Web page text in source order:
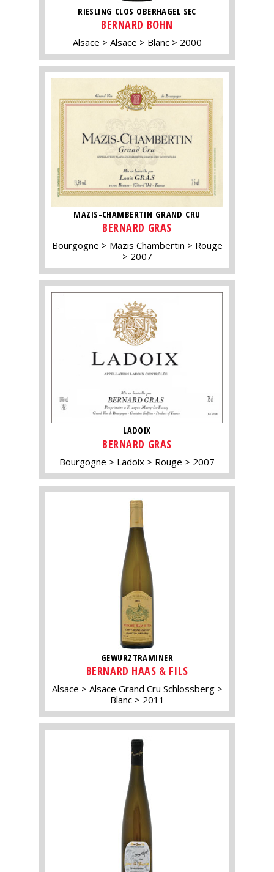
RIESLING CLOS OBERHAGEL SEC
BERNARD BOHN
Alsace Alsace Blanc 2000
MAZIS-CHAMBERTIN GRAND CRU
BERNARD GRAS
Bourgogne Mazis Chambertin
Rouge
2007
LADOIX
BERNARD GRAS
Bourgogne Ladoix Rouge 2007
GEWURZTRAMINER
BERNARD HAAS & FILS
Alsace
Alsace Grand Cru Schlossberg
Blanc
2011